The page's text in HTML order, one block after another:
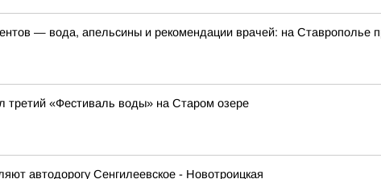
— вода, апельсины и рекомендации врачей: на Ставрополье
третий «Фестиваль воды» на Старом озере
автодорогу Сенгилеевское - Новотроицкая